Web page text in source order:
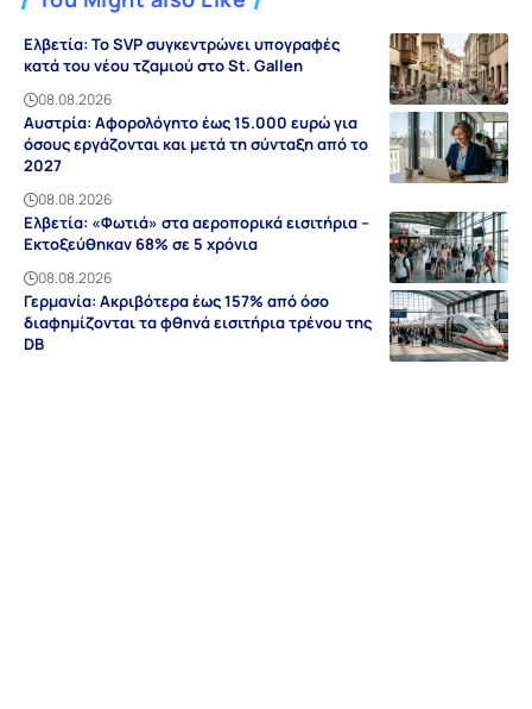
Ελβετία: Το SVP συγκεντρώνει υπογραφές
κατά του νέου τζαμιού στο St. Gallen
08.08.2026
Αυστρία: Αφορολόγητο έως 15.000 ευρώ για
όσους εργάζονται και μετά τη σύνταξη από το
2027
08.08.2026
Ελβετία: «Φωτιά» στα αεροπορικά εισιτήρια –
Εκτοξεύθηκαν 68% σε 5 χρόνια
08.08.2026
Γερμανία: Ακριβότερα έως 157% από όσο
διαφημίζονται τα φθηνά εισιτήρια τρένου της
DB